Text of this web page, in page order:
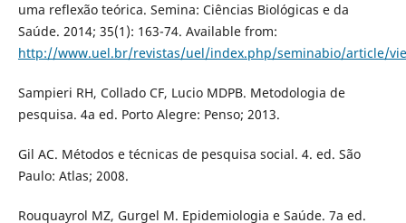
uma reflexão teórica. Semina: Ciências Biológicas e da
Saúde. 2014; 35(1): 163-74. Available from:
http://www.uel.br/revistas/uel/index.php/seminabio/article/
Sampieri RH, Collado CF, Lucio MDPB. Metodologia de
pesquisa. 4a ed. Porto Alegre: Penso; 2013.
Gil AC. Métodos e técnicas de pesquisa social. 4. ed. São
Paulo: Atlas; 2008.
Rouquayrol MZ, Gurgel M. Epidemiologia e Saúde. 7a ed.